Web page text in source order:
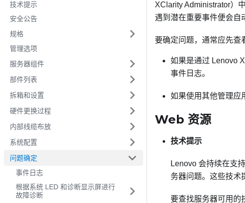
技术提示
安全公告
规格
管理选项
服务器组件
部件列表
拆箱和设置
硬件更换过程
内部线缆布放
系统配置
问题确定
事件日志
根据系统 LED 和诊断显示屏进行
故障诊断
XClarity Administrator）
遇到潜在重要事件便会自
要确定问题，通常应先查
如果是通过 Lenovo
事件日志。
如果使用其他管理应
Web 资源
技术提示
Lenovo 会持续在支
务器问题。这些技术
要查找服务器可用的